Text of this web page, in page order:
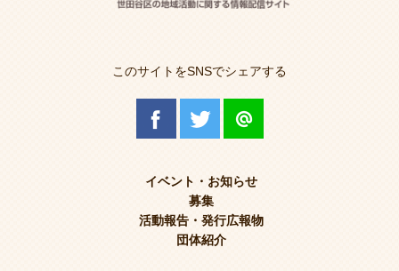
このサイトをSNSでシェアする
イベント・お知らせ
募集
活動報告・発行広報物
団体紹介